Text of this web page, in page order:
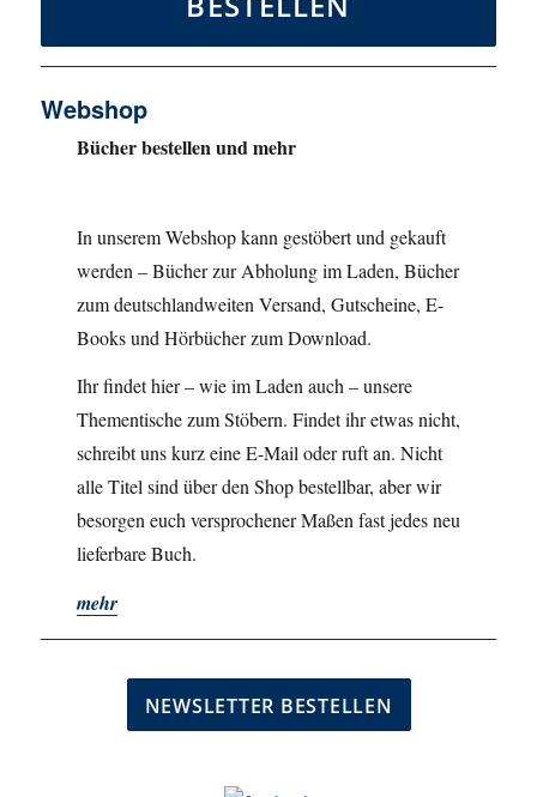
Webshop
Bücher bestellen und mehr
In unserem Webshop kann gestöbert und gekauft
werden – Bücher zur Abholung im Laden, Bücher
zum deutschlandweiten Versand, Gutscheine, E-
Books und Hörbücher zum Download.
Ihr findet hier – wie im Laden auch – unsere
Thementische zum Stöbern. Findet ihr etwas nicht,
schreibt uns kurz eine E-Mail oder ruft an. Nicht
alle Titel sind über den Shop bestellbar, aber wir
besorgen euch versprochener Maßen fast jedes neu
lieferbare Buch.
mehr